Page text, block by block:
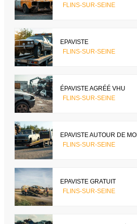
FLINS-SUR-SEINE
EPAVISTE
FLINS-SUR-SEINE
ÉPAVISTE AGRÉÉ VHU
FLINS-SUR-SEINE
EPAVISTE AUTOUR DE MOI
FLINS-SUR-SEINE
EPAVISTE GRATUIT
FLINS-SUR-SEINE